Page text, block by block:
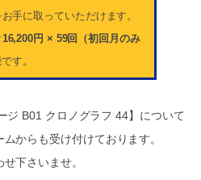
手に取っていただけます。
16,200円 × 59回（初回月のみ
す。
ジ B01 クロノグラフ 44】について
からも受け付けております。
下さいませ。